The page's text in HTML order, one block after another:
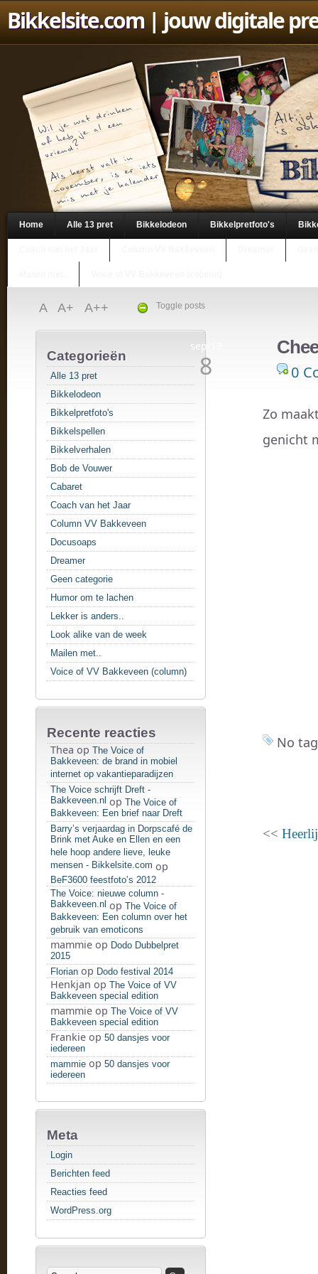
Bikkelsite.com| jouw digitale
Home Alle 13 pret Bikkelodeon Bikkelpretfoto's
Toggle posts
A A+ A++
Categorieën
Alle 13 pret
Bikkelodeon
Bikkelpretfoto's
Bikkelspellen
Bikkelverhalen
Bob de Vouwer
Cabaret
Coach van het Jaar
Column VV Bakkeveen
Docusoaps
Dreamer
Geen categorie
Humor om te lachen
Lekker is anders..
Look alike van de week
Mailen met..
Voice of VV Bakkeveen (column)
Recente reacties
Thea op The Voice of
Bakkeveen: de brand in mobiel
internet op vakantieparadijzen
The Voice schrijft Dreft -
Bakkeveen.nl op The Voice of
Bakkeveen: Een brief naar Dreft
Barry’s verjaardag in Dorpscafé de
Brink met Auke en Ellen en een
hele hoop andere lieve, leuke
mensen - Bikkelsite.com op
BeF3600 feestfoto’s 2012
The Voice: nieuwe column -
Bakkeveen.nl op The Voice of
Bakkeveen: Een column over het
gebruik van emoticons
mammie op Dodo Dubbelpret
2015
Florian op Dodo festival 2014
Henkjan op The Voice of VV
Bakkeveen special edition
mammie op The Voice of VV
Bakkeveen special edition
Frankie op 50 dansjes voor
iedereen
mammie op 50 dansjes voor
iedereen
Meta
Login
Berichten feed
Reacties feed
WordPress.org
sep/13
8 0
Zo
genicht
No
<<